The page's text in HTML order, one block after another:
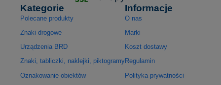
Kategorie
Polecane produkty
Znaki drogowe
Urządzenia BRD
Znaki, tabliczki, naklejki, piktogramy
Oznakowanie obiektów
Informacje
O nas
Marki
Koszt dostawy
Regulamin
Polityka prywatności